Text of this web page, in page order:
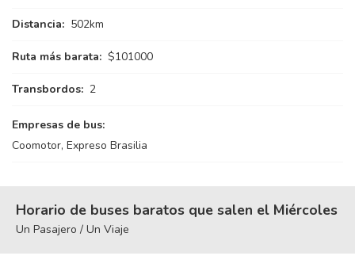
Distancia: 502km
Ruta más barata: $101000
Transbordos: 2
Empresas de bus:
Coomotor, Expreso Brasilia
Horario de buses baratos que salen el Miércoles
Un Pasajero / Un Viaje